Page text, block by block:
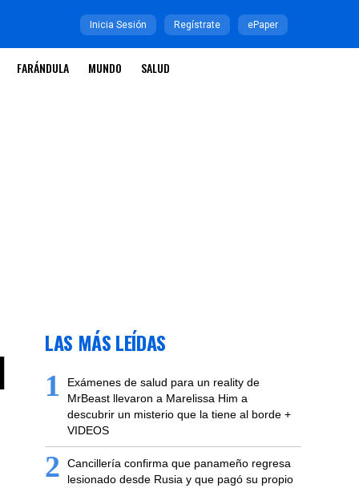
Inicia Sesión Regístrate ePaper
FARÁNDULA MUNDO SALUD
LAS MÁS LEÍDAS
1
Exámenes de salud para un reality de
MrBeast llevaron a Marelissa Him a
descubrir un misterio que la tiene al borde +
VIDEOS
2
Cancillería confirma que panameño regresa
lesionado desde Rusia y que pagó su propio